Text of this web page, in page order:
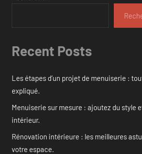
Recent Posts
Les étapes d’un projet de menuiserie :
expliqué.
Menuiserie sur mesure : ajoutez du style
intérieur.
Rénovation intérieure : les meilleures
votre espace.